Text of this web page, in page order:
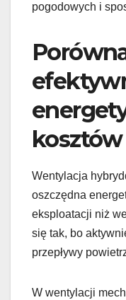
pogodowych i
kosztów
Wentylacja
oszczędna
eksploatacji niż
się tak, bo
przepływy
W wentylacji